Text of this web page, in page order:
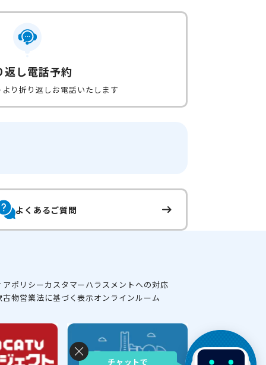
返し電話予約
り折り返しお電話いたします
よくあるご質問
ポリシーカスタマーハラスメントへの対応
古物営業法に基づく表示オンラインルーム
チャットで